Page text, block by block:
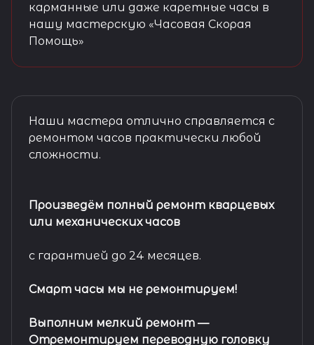
карманные или даже каретные часы в
нашу мастерскую «Часовая Скорая
Помощь»
Наши мастера отлично справляется с
ремонтом часов практически любой
сложности.
Произведём полный ремонт кварцевых
или механических часов
с гарантией до 24 месяцев.
Смарт часы мы не ремонтируем!
Выполним мелкий ремонт —
Отремонтируем переводную головку